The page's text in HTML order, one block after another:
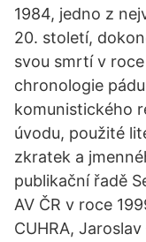
1984, jedno z
20. století,
svou smrtí v
chronologie
komunistického
úvodu, použité
zkratek a
publikační řadě
AV ČR v roce
CUHRA,